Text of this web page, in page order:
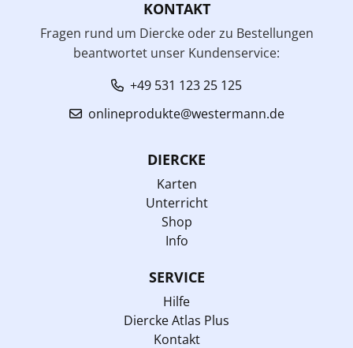
KONTAKT
Fragen rund um Diercke oder zu Bestellungen
beantwortet unser Kundenservice:
+49 531 123 25 125
onlineprodukte@westermann.de
DIERCKE
Karten
Unterricht
Shop
Info
SERVICE
Hilfe
Diercke Atlas Plus
Kontakt